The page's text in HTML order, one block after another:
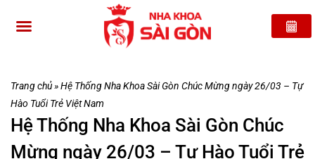
Trang chủ»Hệ Thống Nha Khoa Sài Gòn Chúc Mừng ngày 26/03 – Tự
Hào Tuổi Trẻ Việt Nam
Hệ Thống Nha Khoa Sài Gòn Chúc
Mừng ngày 26/03 – Tự Hào Tuổi Trẻ